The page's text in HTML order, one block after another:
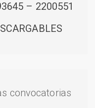
– 2200551
convocatorias